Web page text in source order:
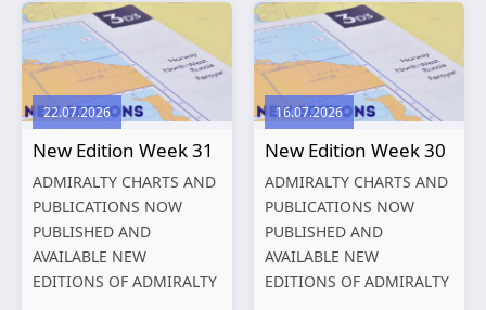
Charts published 13
August 2026 Chart
Title, limits
and other remarks
319
International chart
Charts published 06
August 2026 Chart Title,
limits and other remarks
1602 China – Chang...
22.07.2026
New Edition Week 31
ADMIRALTY CHARTS AND
PUBLICATIONS NOW
PUBLISHED AND
AVAILABLE NEW
EDITIONS OF ADMIRALTY
16.07.2026
New Edition Week 30
ADMIRALTY CHARTS AND
PUBLICATIONS NOW
PUBLISHED AND
AVAILABLE NEW
EDITIONS OF ADMIRALTY